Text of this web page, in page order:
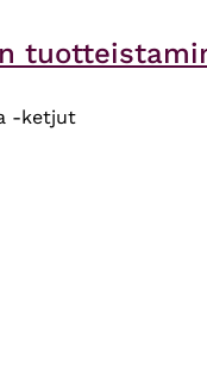
-ketjut